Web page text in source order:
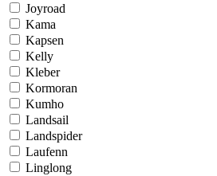
Joyroad
Kama
Kapsen
Kelly
Kleber
Kormoran
Kumho
Landsail
Landspider
Laufenn
Linglong